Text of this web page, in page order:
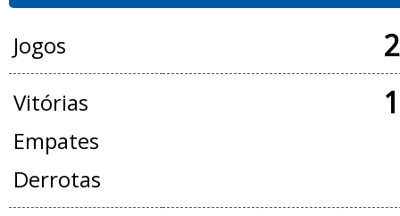
Jogos
Vitórias
Empates
Derrotas